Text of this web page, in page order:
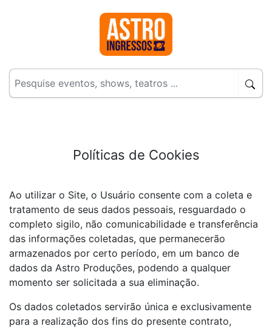
Políticas de Cookies
Ao utilizar o Site, o Usuário consente com a coleta e
tratamento de seus dados pessoais, resguardado o
completo sigilo, não comunicabilidade e transferência
das informações coletadas, que permanecerão
armazenados por certo período, em um banco de
dados da Astro Produções, podendo a qualquer
momento ser solicitada a sua eliminação.
Os dados coletados servirão única e exclusivamente
para a realização dos fins do presente contrato,